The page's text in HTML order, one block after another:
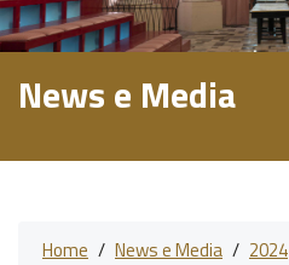
News e Media
Home / News e Media / 2024